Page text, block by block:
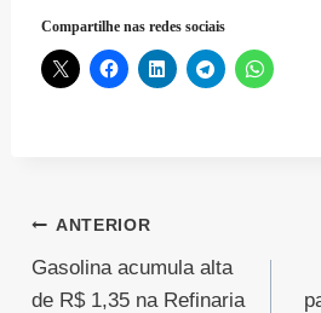
Compartilhe nas redes sociais
Navegação
de
ANTERIOR
Gasolina acumula alta
de R$ 1,35 na Refinaria